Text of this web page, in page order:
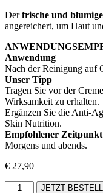
Derfrische und
angereichert, um Haut
Anwendung
Nach der Reinigung auf
Unser Tipp
Tragen Sie vor der
Wirksamkeit zu erhalten.
Ergänzen Sie die Anti-
Skin Nutrition.
Empfohlener Zeitpunkt
Morgens und abends.
€ 27,90
JETZT